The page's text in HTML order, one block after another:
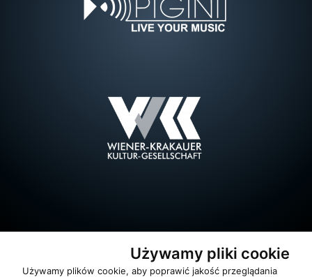
Używamy pliki cookie
Używamy plików cookie, aby poprawić jakość przeglądania